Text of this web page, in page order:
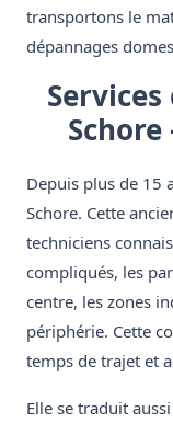
transportons le
dépannages
Depuis plus de 15
Schore. Cette
techniciens
compliqués, les
centre, les zones
périphérie. Cette
temps de trajet et
Elle se traduit